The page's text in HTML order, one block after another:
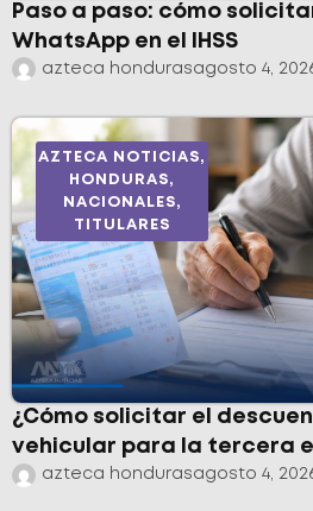
Paso a paso: cómo
WhatsApp en el IHSS
azteca hondurasagosto 4,
AZTECA NOTICIAS,
HONDURAS,
NACIONALES,
TITULARES
¿Cómo solicitar el
vehicular para la tercera
azteca hondurasagosto 4,